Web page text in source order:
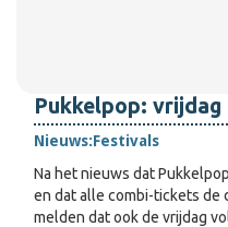
Pukkelpop:
Nieuws:Festivals
Na het nieuws dat
en dat alle combi-tickets de
melden dat ook de vrijdag